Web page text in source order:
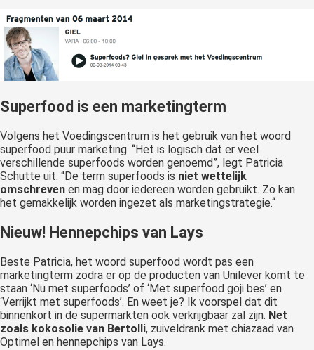
Superfood is een marketingterm
Volgens het Voedingscentrum is het gebruik van het woord
superfood puur marketing. “Het is logisch dat er veel
verschillende superfoods worden genoemd”, legt Patricia
Schutte uit. “De term superfoods is niet wettelijk
omschreven en mag door iedereen worden gebruikt. Zo kan
het gemakkelijk worden ingezet als marketingstrategie.“
Nieuw! Hennepchips van Lays
Beste Patricia, het woord superfood wordt pas een
marketingterm zodra er op de producten van Unilever komt te
staan ‘Nu met superfoods’ of ‘Met superfood goji bes’ en
‘Verrijkt met superfoods’. En weet je? Ik voorspel dat dit
binnenkort in de supermarkten ook verkrijgbaar zal zijn. Net
zoals kokosolie van Bertolli, zuiveldrank met chiazaad van
Optimel en hennepchips van Lays.